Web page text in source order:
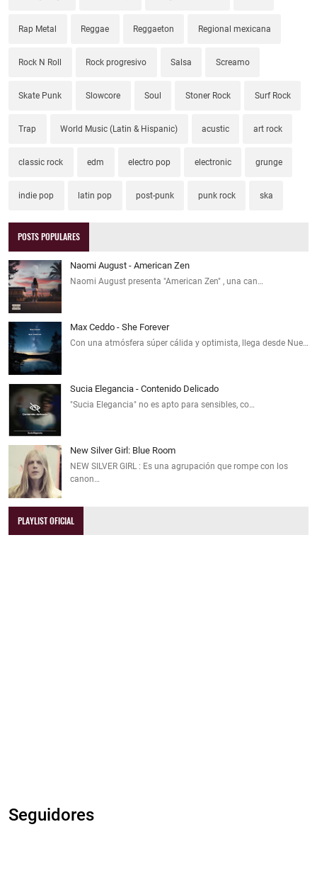
Rap Metal Reggae Reggaeton Regional mexicana
Rock N Roll Rock progresivo Salsa Screamo
Skate Punk Slowcore Soul Stoner Rock Surf Rock
Trap World Music (Latin & Hispanic) acustic art rock
classic rock edm electro pop electronic grunge
indie pop latin pop post-punk punk rock ska
POSTS POPULARES
Naomi August - American Zen
Naomi August presenta "American Zen" , una can…
Max Ceddo - She Forever
Con una atmósfera súper cálida y optimista, llega desde Nue…
Sucia Elegancia - Contenido Delicado
"Sucia Elegancia" no es apto para sensibles, co…
New Silver Girl: Blue Room
NEW SILVER GIRL : Es una agrupación que rompe con los
canon…
PLAYLIST OFICIAL
Seguidores